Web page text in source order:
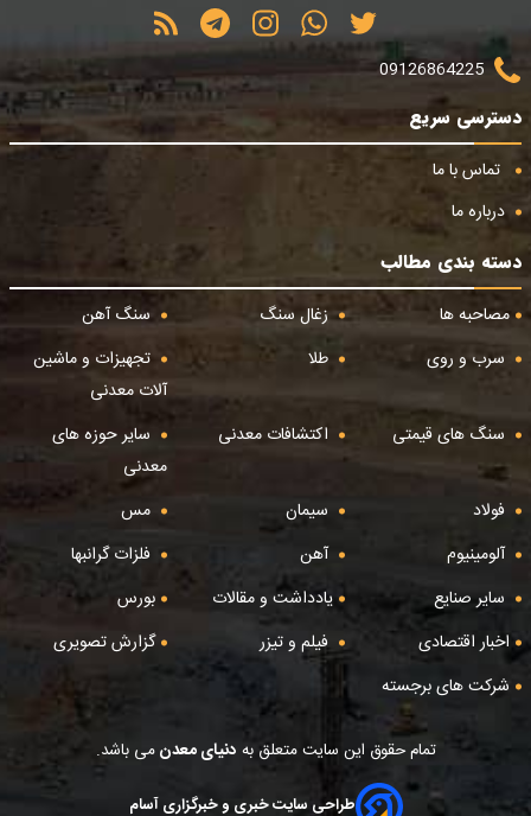
09126864225
دسترسی سریع
تماس با ما
درباره ما
دسته بندی مطالب
مصاحبه ها
زغال سنگ
سنگ آهن
سرب و روی
طلا
تجهیزات و ماشین
آلات معدنی
سنگ های قیمتی
اکتشافات معدنی
سایر حوزه های
معدنی
فولاد
سیمان
مس
آلومینیوم
آهن
فلزات گرانبها
سایر صنایع
یادداشت و مقالات
بورس
اخبار اقتصادی
فیلم و تیزر
گزارش تصویری
شرکت های برجسته
تمام حقوق این سایت متعلق به دنیای معدنمی باشد.
طراحی سایت خبری و خبرگزاری آسام